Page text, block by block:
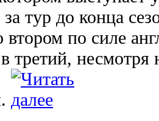
тур до конца
втором по силе
третий, несмотря